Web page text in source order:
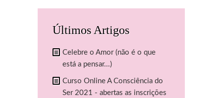
Últimos Artigos
Celebre o Amor (não é o que
está a pensar...)
Curso Online A Consciência do
Ser 2021 - abertas as inscrições